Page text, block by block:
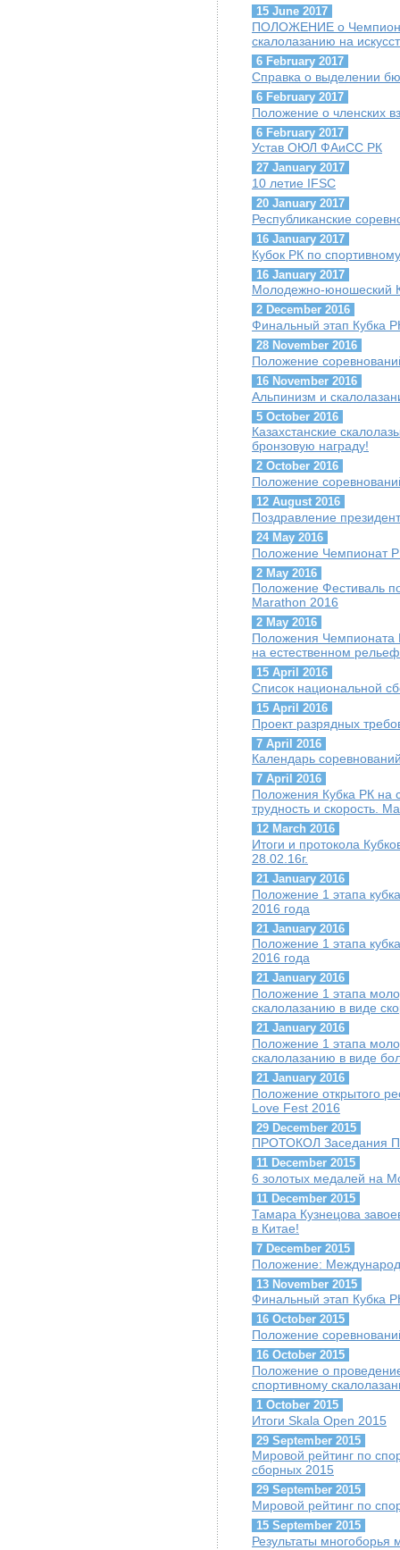
15 June 2017
ПОЛОЖЕНИЕ о
скалолазанию на
6 February 2017
Справка о выделении
6 February 2017
Положение о членских
6 February 2017
Устав ОЮЛ ФАиСС РК
27 January 2017
10 летие IFSC
20 January 2017
Республиканские
16 January 2017
Кубок РК по
16 January 2017
Молодежно-юношеский
2 December 2016
Финальный этап Кубка
28 November 2016
Положение
16 November 2016
Альпинизм и
5 October 2016
Казахстанские
бронзовую награду!
2 October 2016
Положение
12 August 2016
Поздравление
24 May 2016
Положение Чемпионат
2 May 2016
Положение Фестиваль
Marathon 2016
2 May 2016
Положения Чемпионата
на естественном
15 April 2016
Список национальной
15 April 2016
Проект разрядных
7 April 2016
Календарь
7 April 2016
Положения Кубка РК на
трудность и скорость.
12 March 2016
Итоги и протокола
28.02.16г.
21 January 2016
Положение 1 этапа
2016 года
21 January 2016
Положение 1 этапа
2016 года
21 January 2016
Положение 1 этапа
скалолазанию в виде
21 January 2016
Положение 1 этапа
скалолазанию в виде
21 January 2016
Положение открытого
Love Fest 2016
29 December 2015
ПРОТОКОЛ Заседания
11 December 2015
6 золотых медалей на
11 December 2015
Тамара Кузнецова
в Китае!
7 December 2015
Положение:
13 November 2015
Финальный этап Кубка
16 October 2015
Положение
16 October 2015
Положение о
спортивному
1 October 2015
Итоги Skala Open 2015
29 September 2015
Мировой рейтинг по
сборных 2015
29 September 2015
Мировой рейтинг по
15 September 2015
Результаты